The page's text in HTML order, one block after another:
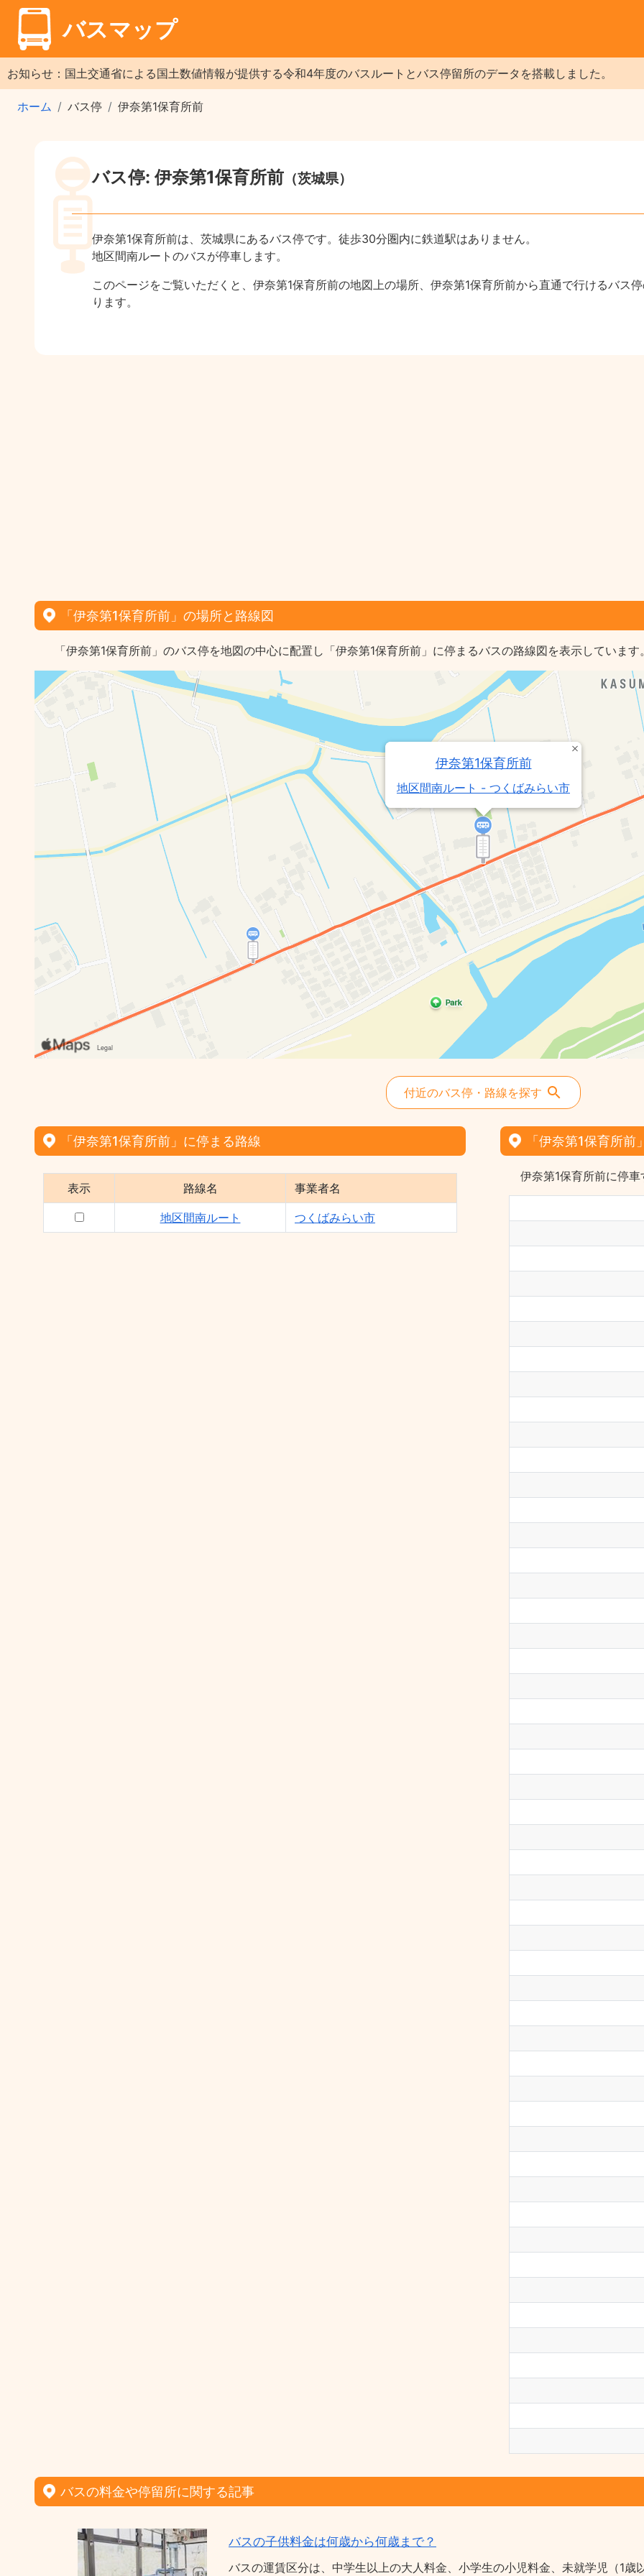
バスマップ
お知らせ：国土交通省による国土数値情報が提供する令和4年度のバスルートとバス停留所のデータを搭載しました。
ホーム バス停 伊奈第1保育所前
バス停: 伊奈第1保育所前 （茨城県）
伊奈第1保育所前は、茨城県にあるバス停です。徒歩30分圏内に鉄道駅はありません。
地区間南ルートのバスが停車します。
このページをご覧いただくと、伊奈第1保育所前の地図上の場所、伊奈第1保育所前から直通で行けるバス
ります。
「伊奈第1保育所前」の場所と路線図
「伊奈第1保育所前」のバス停を地図の中心に配置し「伊奈第1保育所前」に停まるバスの路線図を表示しています
伊奈第1保育所前
地区間南ルート - つくばみらい市
付近のバス停・路線を探す
「伊奈第1保育所前」に停まる路線
表示 路線名 事業者名
地区間南ルート つくばみらい市
「伊奈第1保育所
伊奈第1保育所前に停
バスの料金や停留所に関する記事
バスの子供料金は何歳から何歳まで？
バスの運賃区分は、中学生以上の大人料金、小学生の小児料金、未就学児（1